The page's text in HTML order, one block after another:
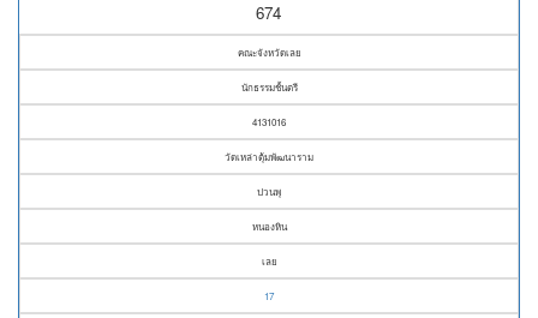
674
คณะจังหวัดเลย
นักธรรมชั้นตรี
4131016
วัดเหล่าตุ้มพัฒนาราม
ปวนพุ
หนองหิน
เลย
17